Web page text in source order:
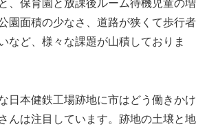
、保育園と放課後ルーム待機児童の増
園面積の少なさ、道路が狭くて歩行者
など、様々な課題が山積しておりま
日本健鉄工場跡地に市はどう働きかけ
んは注目しています。跡地の土壌と地